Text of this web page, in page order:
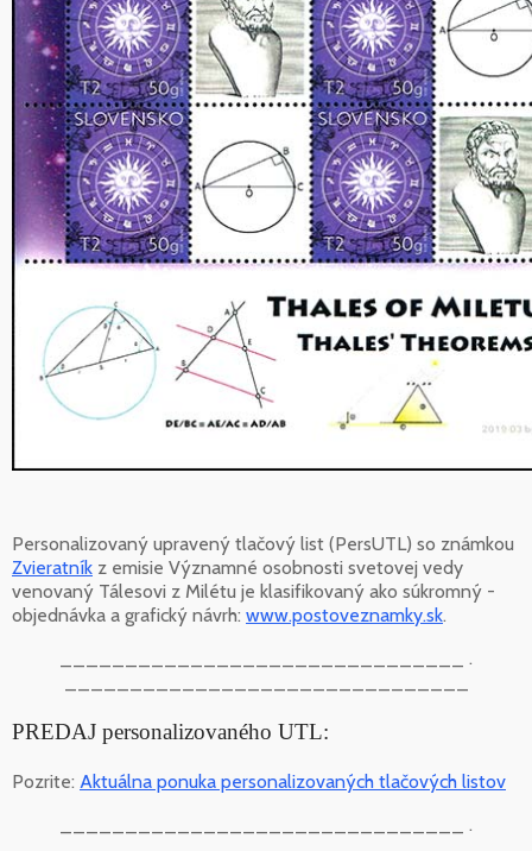
Personalizovaný upravený tlačový list (PersUTL) so známkou
Zvieratník z emisie Významné osobnosti svetovej vedy
venovaný Tálesovi z Milétu je klasifikovaný ako súkromný -
objednávka a grafický návrh: www.postoveznamky.sk.
_______________________________ .
PREDAJ personalizovaného UTL:
Pozrite: Aktuálna ponuka personalizovaných tlačových listov
_______________________________ .